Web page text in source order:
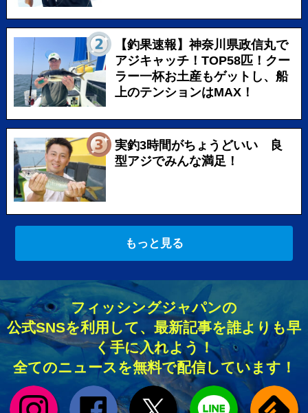
【釣果速報】神奈川県政信丸で
アジキャッチ！TOP58匹！クー
ラー一杯お土産もゲットし、船
上のテンションはMAX！
実釣3時間がちょうどいい 良
型アジでみんな満足！
もっと見る
フィッシングジャパンの
公式SNSを利用して、最新記事を誰よりも早
く手に入れよう！
全てのニュースを無料で配信しています！